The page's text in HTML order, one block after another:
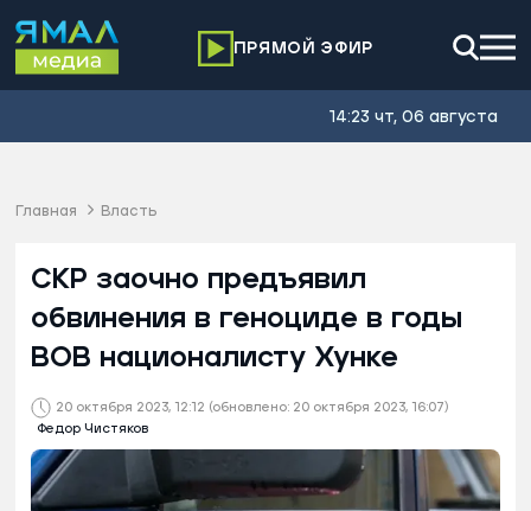
ПРЯМОЙ ЭФИР
14:23 чт, 06 августа
Главная Власть
20 октября 2023, 12:12 (обновлено: 20 октября 2023, 16:07)
Федор Чистяков
СКР заочно предъявил
обвинения в геноциде в годы
ВОВ националисту Хунке